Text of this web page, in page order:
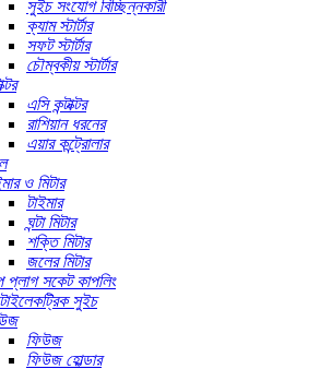
সুইচ সংযোগ বিচ্ছিন্নকারী
ক্যাম স্টার্টার
সফট স্টার্টার
চৌম্বকীয় স্টার্টার
এসি কন্টাক্টর
রাশিয়ান ধরনের
এয়ার কন্ট্রোলার
ও মিটার
টাইমার
ঘন্টা মিটার
শক্তি মিটার
জলের মিটার
প্লাগ সকেট কাপলিং
সুইচ
ফিউজ
ফিউজ হোল্ডার